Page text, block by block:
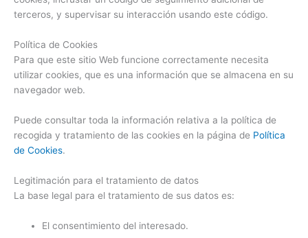
terceros, y supervisar su interacción usando este código.
Política de Cookies
Para que este sitio Web funcione correctamente necesita
utilizar cookies, que es una información que se almacena en su
navegador web.
Puede consultar toda la información relativa a la política de
recogida y tratamiento de las cookies en la página de Política
de Cookies.
Legitimación para el tratamiento de datos
La base legal para el tratamiento de sus datos es:
El consentimiento del interesado.